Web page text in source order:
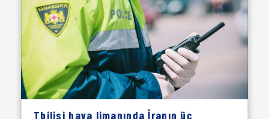
Tbilisi hava limanında İranın üç